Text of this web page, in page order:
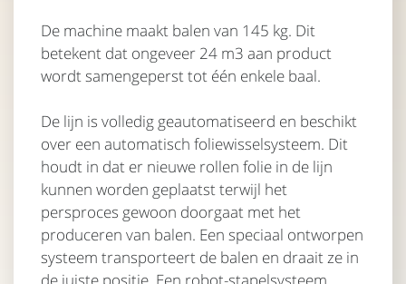
De machine maakt balen van 145 kg. Dit
betekent dat ongeveer 24 m3 aan product
wordt samengeperst tot één enkele baal.
De lijn is volledig geautomatiseerd en beschikt
over een automatisch foliewisselsysteem. Dit
houdt in dat er nieuwe rollen folie in de lijn
kunnen worden geplaatst terwijl het
persproces gewoon doorgaat met het
produceren van balen. Een speciaal ontworpen
systeem transporteert de balen en draait ze in
de juiste positie. Een robot-stapelsysteem